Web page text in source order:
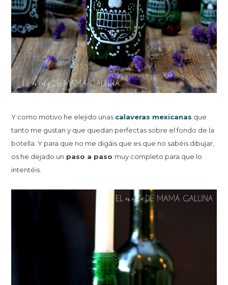
Y como motivo he elejido unas calaveras mexicanas que
tanto me gustan y que quedan perfectas sobre el fondo de la
botella. Y para que no me digáis que es que no sabéis dibujar,
os he dejado un paso a paso muy completo para que lo
intentéis.